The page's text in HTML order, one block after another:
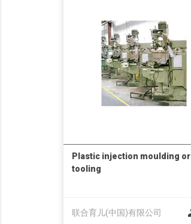
Plastic injection moulding or
tooling
联合育儿(中国)有限公司